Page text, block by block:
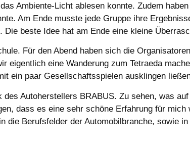
Ambiente-Licht ablesen konnte. Zudem
Am Ende musste jede Gruppe ihre
beste Idee hat am Ende eine kleine
Für den Abend haben sich die
eigentlich eine Wanderung zum Tetraeda
ein paar Gesellschaftsspielen ausklingen
Autoherstellers BRABUS. Zu sehen, was
dass es eine sehr schöne Erfahrung für mich
die Berufsfelder der Automobilbranche, sowie